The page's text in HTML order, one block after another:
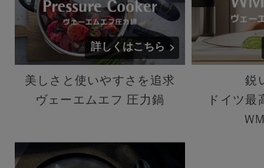
詳しくはこちら
美しさと使いやすさを追求
ヴェーエムエフ 圧力鍋
鋭
ドイツ最